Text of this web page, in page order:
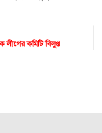
লীগের কমিটি বিলুপ্ত